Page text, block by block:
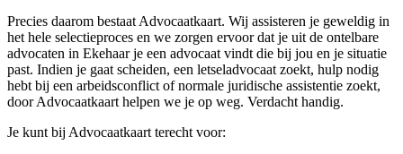
Precies daarom bestaat Advocaatkaart. Wij assisteren je geweldig in
het hele selectieproces en we zorgen ervoor dat je uit de ontelbare
advocaten in Ekehaar je een advocaat vindt die bij jou en je situatie
past. Indien je gaat scheiden, een letseladvocaat zoekt, hulp nodig
hebt bij een arbeidsconflict of normale juridische assistentie zoekt,
door Advocaatkaart helpen we je op weg. Verdacht handig.
Je kunt bij Advocaatkaart terecht voor: